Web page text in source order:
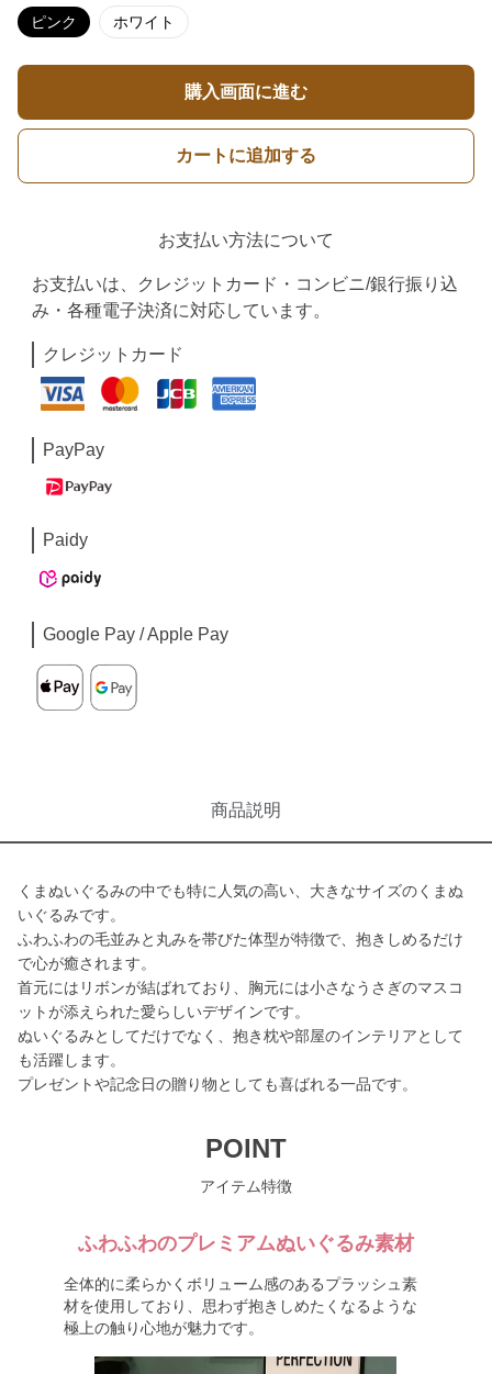
ピンク ホワイト
購入画面に進む
カートに追加する
お支払い方法について
お支払いは、クレジットカード・コンビニ/銀行振り込
み・各種電子決済に対応しています。
クレジットカード
PayPay
Paidy
Google Pay / Apple Pay
商品説明
くまぬいぐるみの中でも特に人気の高い、大きなサイズのくまぬ
いぐるみです。
ふわふわの毛並みと丸みを帯びた体型が特徴で、抱きしめるだけ
で心が癒されます。
首元にはリボンが結ばれており、胸元には小さなうさぎのマスコ
ットが添えられた愛らしいデザインです。
ぬいぐるみとしてだけでなく、抱き枕や部屋のインテリアとして
も活躍します。
プレゼントや記念日の贈り物としても喜ばれる一品です。
POINT
アイテム特徴
ふわふわのプレミアムぬいぐるみ素材
全体的に柔らかくボリューム感のあるプラッシュ素
材を使用しており、思わず抱きしめたくなるような
極上の触り心地が魅力です。